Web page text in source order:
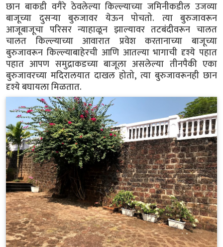
छान बाकडी वगैरे ठेवलेल्या किल्ल्याच्या जमिनीकडील उजव्या
बाजूच्या दुसऱ्या बुरुजावर येऊन पोचतो. त्या बुरुजावरून
आजूबाजूचा परिसर न्याहाळून झाल्यावर तटबंदीवरून चालत
चालत किल्ल्याच्या आवारात प्रवेश करतानाच्या बाजूच्या
बुरुजावरून किल्ल्याबाहेरची आणि आतल्या भागाची दृश्ये पहात
पहात आपण समुद्राकडच्या बाजूला असलेल्या तीनपैकी एका
बुरुजावरच्या मदिरालयात दाखल होतो, त्या बुरुजावरूनही छान
दृश्ये बघायला मिळतात.